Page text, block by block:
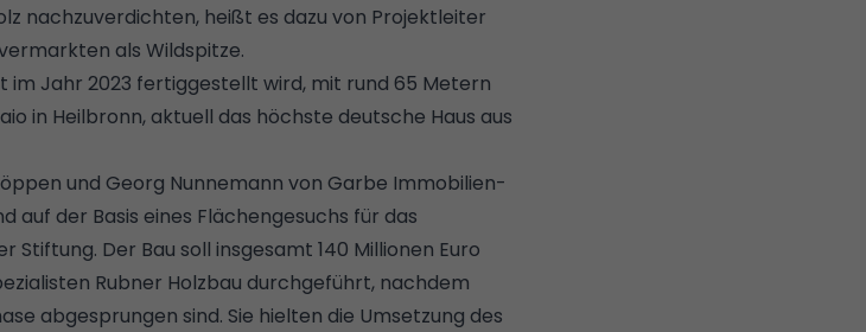
nachzuverdichten, heißt es dazu von Projektleiter
als Wildspitze.
im Jahr 2023 fertiggestellt wird, mit rund 65 Metern
in Heilbronn, aktuell das höchste deutsche Haus aus
und Georg Nunnemann von Garbe Immobilien-
auf der Basis eines Flächengesuchs für das
Der Bau soll insgesamt 140 Millionen Euro
Rubner Holzbau durchgeführt, nachdem
abgesprungen sind. Sie hielten die Umsetzung des